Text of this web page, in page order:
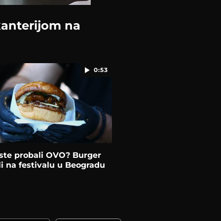
na
0:53
probali OVO? Burger
na festivalu u Beogradu